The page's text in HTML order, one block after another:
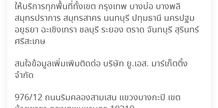
ให้บริการทุกพื้นที่ทั้งเขต กรุงเทพ บางบ่อ บางพลี
สมุทรปราการ สมุทรสาคร นนทบุรี ปทุมธานี นครปฐม
อยุธยา ฉะเชิงเทรา ชลบุรี ระยอง ตราด จันทบุรี สุรินทร์
ศรีสะเกษ
สนใจข้อมูลเพิ่มเพิมติดต่อ บริษัท ยู.เอส. มาร์เก็ตติ้ง
จำกัด
976/12 ถนนริมคลองสามเสน แขวงบางกะปิ เขต